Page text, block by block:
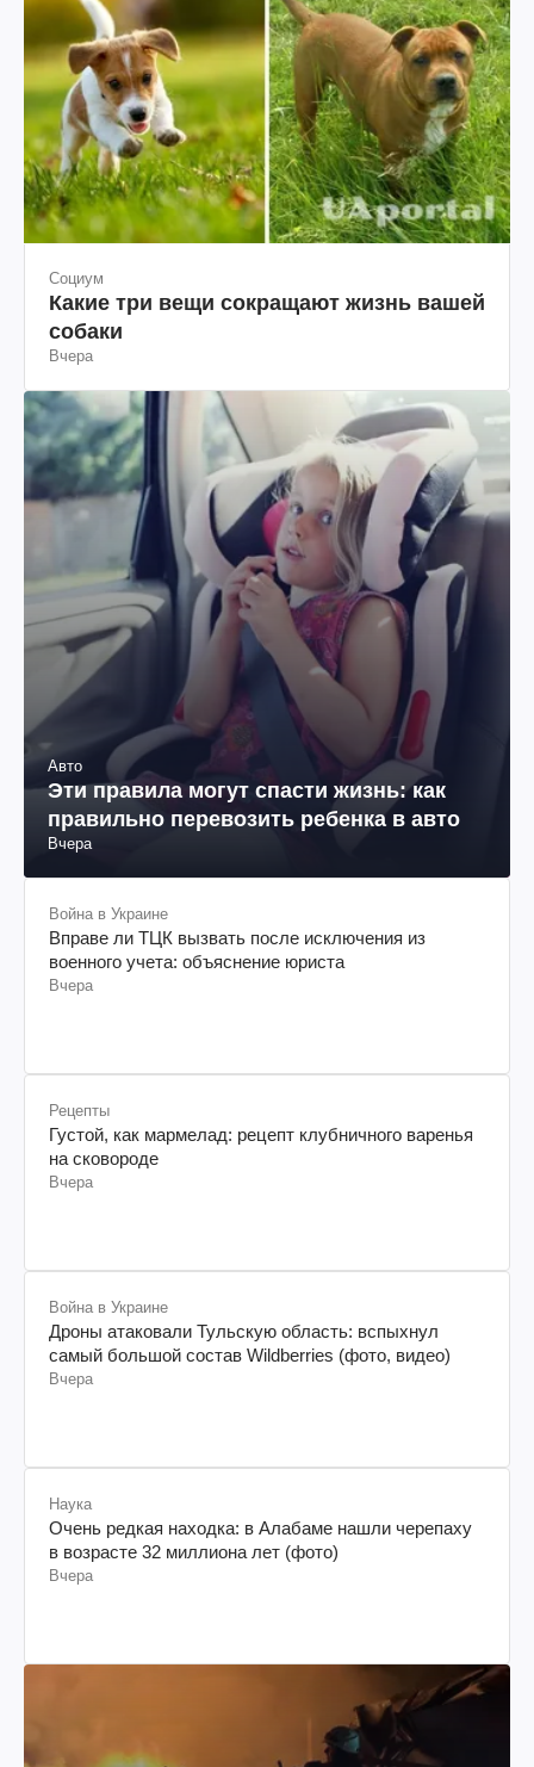
Социум
Какие три вещи сокращают жизнь вашей
собаки
Вчера
Авто
Эти правила могут спасти жизнь: как
правильно перевозить ребенка в авто
Вчера
Война в Украине
Вправе ли ТЦК вызвать после исключения из
военного учета: объяснение юриста
Вчера
Рецепты
Густой, как мармелад: рецепт клубничного варенья
на сковороде
Вчера
Война в Украине
Дроны атаковали Тульскую область: вспыхнул
самый большой состав Wildberries (фото, видео)
Вчера
Наука
Очень редкая находка: в Алабаме нашли черепаху
в возрасте 32 миллиона лет (фото)
Вчера